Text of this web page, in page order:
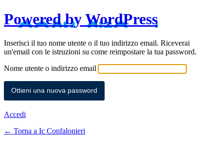
Powered by WordPress
Inserisci il tuo nome utente o il tuo indirizzo email. Riceverai
un'email con le istruzioni su come reimpostare la tua password.
Nome utente o indirizzo email
Accedi
← Torna a Ic Confalonieri